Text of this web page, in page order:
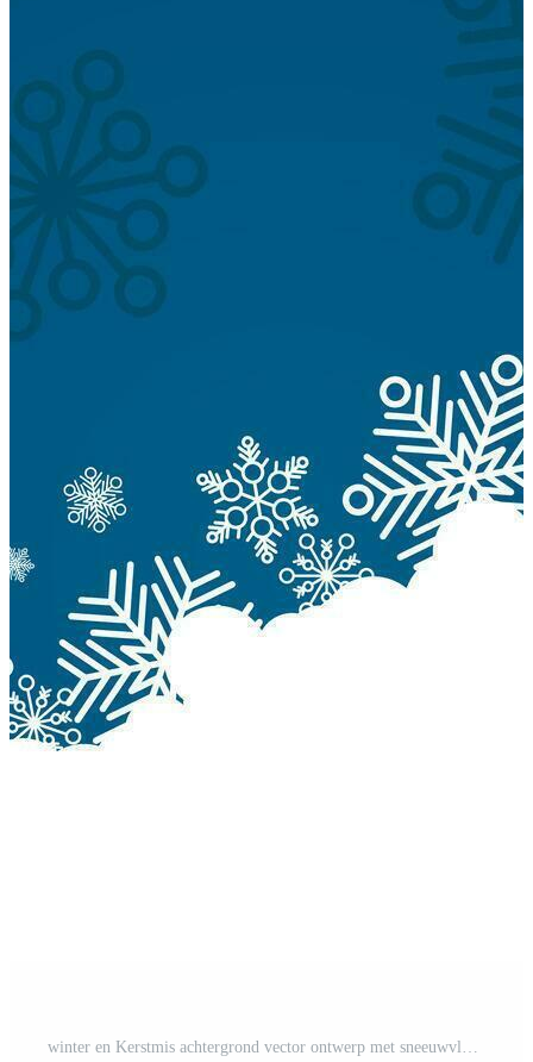
winter en Kerstmis achtergrond vector ontwerp met sneeuwvlokken met copyspace Gratis Vector en Gratis SVG